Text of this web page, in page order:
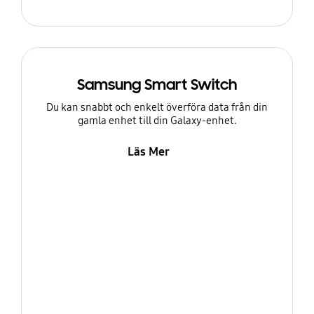
Samsung Smart Switch
Du kan snabbt och enkelt överföra data från din
gamla enhet till din Galaxy-enhet.
Läs Mer